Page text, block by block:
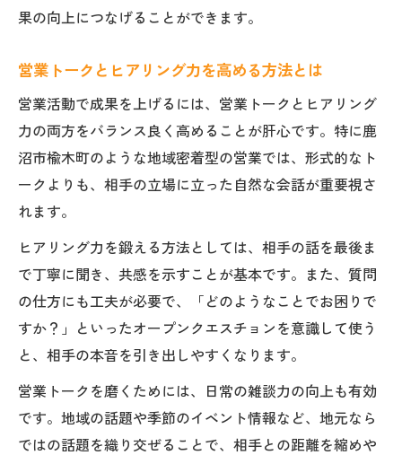
果の向上につなげることができます。
営業トークとヒアリング力を高める方法とは
営業活動で成果を上げるには、営業トークとヒアリング
力の両方をバランス良く高めることが肝心です。特に鹿
沼市楡木町のような地域密着型の営業では、形式的なト
ークよりも、相手の立場に立った自然な会話が重要視さ
れます。
ヒアリング力を鍛える方法としては、相手の話を最後ま
で丁寧に聞き、共感を示すことが基本です。また、質問
の仕方にも工夫が必要で、「どのようなことでお困りで
すか？」といったオープンクエスチョンを意識して使う
と、相手の本音を引き出しやすくなります。
営業トークを磨くためには、日常の雑談力の向上も有効
です。地域の話題や季節のイベント情報など、地元なら
ではの話題を織り交ぜることで、相手との距離を縮めや